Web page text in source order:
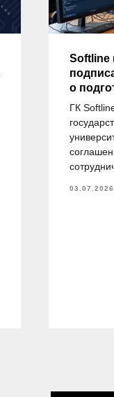
Softline
о
ГК
03.07.2026